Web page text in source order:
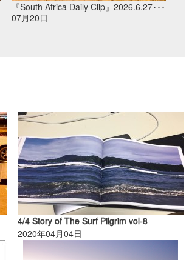
『South Africa Daily Clip』2026.6.27･･･
07月20日
4/4 Story of The Surf Pilgrim vol-8
2020年04月04日